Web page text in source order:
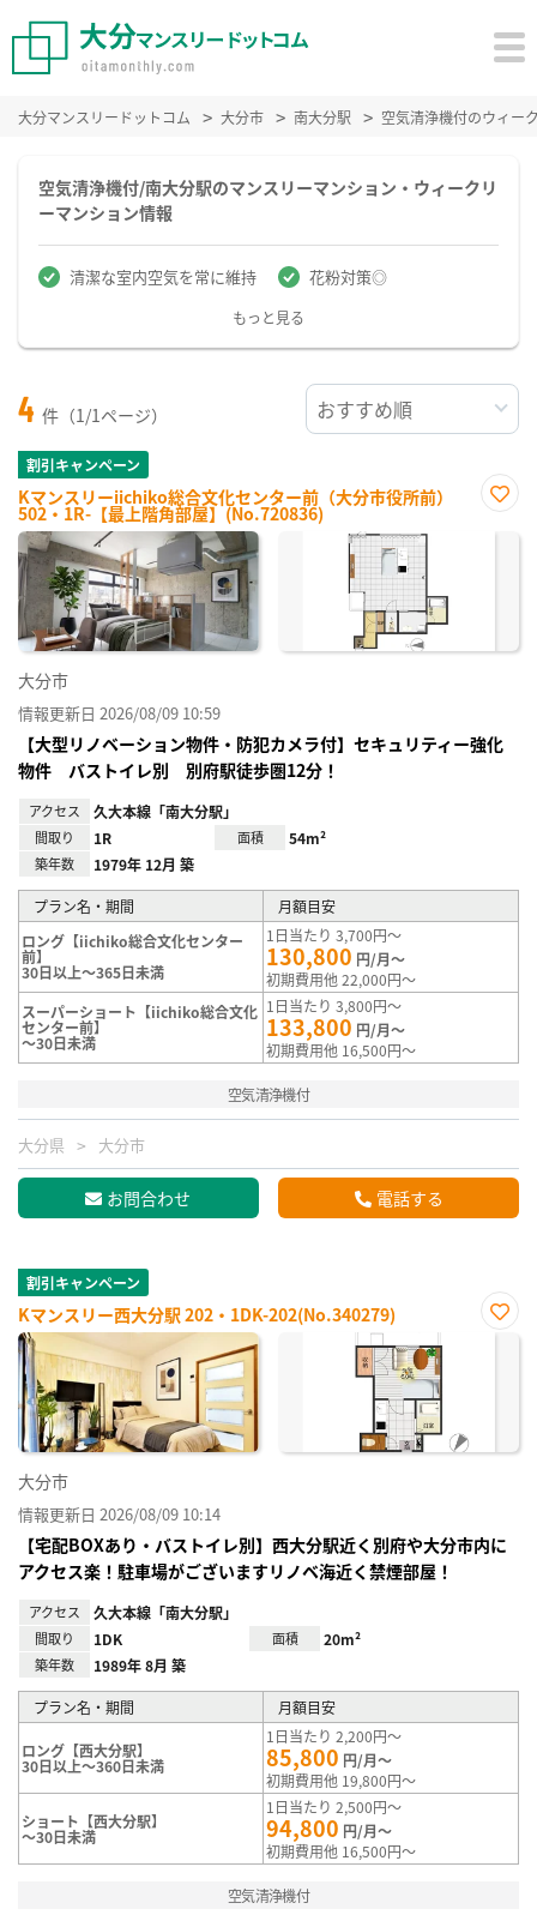
大分マンスリードットコム 大分市 南大分駅 空気清浄機付のウィー
空気清浄機付/南大分駅のマンスリーマンション・ウィークリ
ーマンション情報
清潔な室内空気を常に維持 花粉対策◎
もっと見る
4 件（1/1ページ）
割引キャンペーン
Kマンスリーiichiko総合文化センター前（大分市役所前）
502・1R-【最上階角部屋】(No.720836)
に入
大分市
情報更新日 2026/08/09 10:59
【大型リノベーション物件・防犯カメラ付】セキュリティー強化
物件 バストイレ別 別府駅徒歩圏12分！
アクセス 久大本線「南大分駅」
間取り 1R 面積 54m²
築年数 1979年 12月 築
プラン名・期間
月額目安
ロング【iichiko総合文化センター
前】
30日以上～365日未満
1日当たり 3,700円～
130,800 円/月～
初期費用他 22,000円～
スーパーショート【iichiko総合文化
センター前】
～30日未満
1日当たり 3,800円～
133,800 円/月～
初期費用他 16,500円～
空気清浄機付
大分県 大分市
お問合わせ 電話する
割引キャンペーン
Kマンスリー西大分駅 202・1DK-202(No.340279)
お気
大分市
情報更新日 2026/08/09 10:14
【宅配BOXあり・バストイレ別】西大分駅近く別府や大分市内に
アクセス楽！駐車場がございますリノベ海近く禁煙部屋！
アクセス 久大本線「南大分駅」
間取り 1DK 面積 20m²
築年数 1989年 8月 築
プラン名・期間 月額目安
ロング【西大分駅】
30日以上～360日未満
1日当たり 2,200円～
85,800 円/月～
初期費用他 19,800円～
ショート【西大分駅】
～30日未満
1日当たり 2,500円～
94,800 円/月～
初期費用他 16,500円～
空気清浄機付